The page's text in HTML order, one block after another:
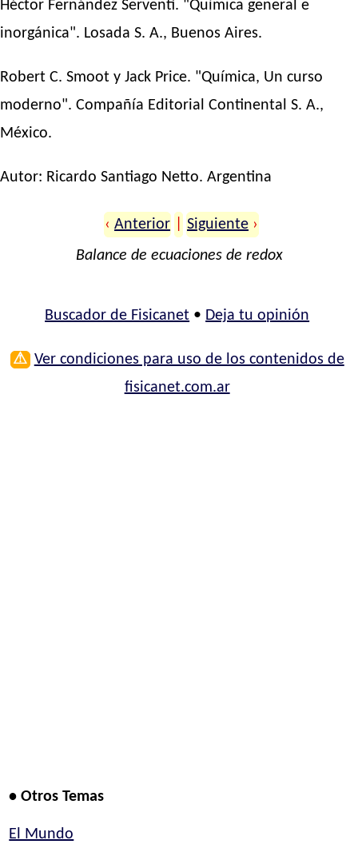
Héctor Fernández Serventi. "Química general e
inorgánica". Losada S. A., Buenos Aires.
Robert C. Smoot y Jack Price. "Química, Un curso
moderno". Compañía Editorial Continental S. A.,
México.
Autor: Ricardo Santiago Netto. Argentina
‹ Anterior Siguiente ›
Balance de ecuaciones de redox
Buscador de Fisicanet • Deja tu opinión
⚠ Ver condiciones para uso de los contenidos de
fisicanet.com.ar
• Otros Temas
El Mundo